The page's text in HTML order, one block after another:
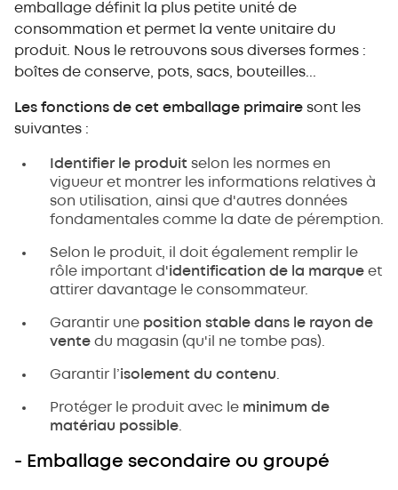
emballage définit la plus petite unité de
consommation et permet la vente unitaire du
produit. Nous le retrouvons sous diverses formes :
boîtes de conserve, pots, sacs, bouteilles...
Les fonctions de cet emballage primaire sont les
suivantes :
Identifier le produit selon les normes en
vigueur et montrer les informations relatives à
son utilisation, ainsi que d'autres données
fondamentales comme la date de péremption.
Selon le produit, il doit également remplir le
rôle important d'identification de la marque et
attirer davantage le consommateur.
Garantir une position stable dans le rayon de
vente du magasin (qu'il ne tombe pas).
Garantir l’isolement du contenu
Protéger le produit avec le minimum de
matériau possible
- Emballage secondaire ou groupé